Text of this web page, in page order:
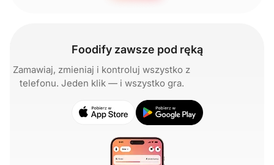
Foodify zawsze pod ręką
Zamawiaj, zmieniaj i kontroluj wszystko z
telefonu. Jeden klik — i wszystko gra.